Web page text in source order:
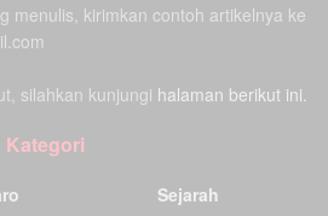
menulis, kirimkan contoh artikelnya ke
silahkan kunjungi halaman berikut ini.
Kategori
Sejarah